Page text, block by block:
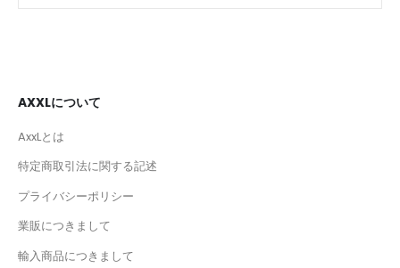
AXXLについて
AxxLとは
特定商取引法に関する記述
プライバシーポリシー
業販につきまして
輸入商品につきまして